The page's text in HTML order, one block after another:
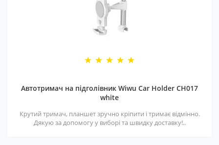
Автотримач на підголівник Wiwu Car Holder CH017
white
Крутий тримач, планшет зручно кріпити і тримає відмінно.
Дякую за допомогу у виборі та швидку доставку!..